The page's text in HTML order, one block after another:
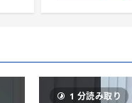
1 分読み取り